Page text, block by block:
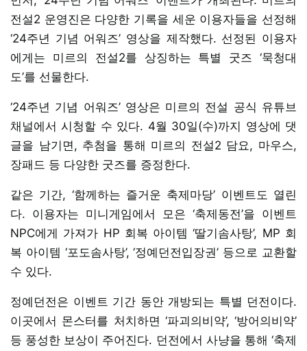
전설2 운영진은 다양한 기록을 세운 이용자들을 선정해
‘24주년 기념 어워즈’ 영상을 제작했다. 선정된 이용자
에게는 미르의 전설2를 상징하는 특별 굿즈 ‘묵청대
도’를 선물한다.
‘24주년 기념 어워즈’ 영상은 미르의 전설 공식 유튜브
채널에서 시청할 수 있다. 4월 30일(수)까지 영상에 댓
글을 남기면, 추첨을 통해 미르의 전설2 담요, 마우스,
장패드 등 다양한 굿즈를 증정한다.
같은 기간, ‘함께하는 즐거운 축제마당’ 이벤트도 열린
다. 이용자는 미니게임에서 모은 ‘축제동전’을 이벤트
NPC에게 가져가 HP 회복 아이템 ‘딸기솜사탕’, MP 회
복 아이템 ‘포도솜사탕’, ‘정예던전입장권’ 등으로 교환할
수 있다.
정예던전은 이벤트 기간 동안 개방되는 특별 던전이다.
이곳에서 몬스터를 처치하면 ‘파괴의비약’, ‘방어의비약’
등 풍성한 보상이 주어진다. 던전에서 사냥을 통해 ‘축제